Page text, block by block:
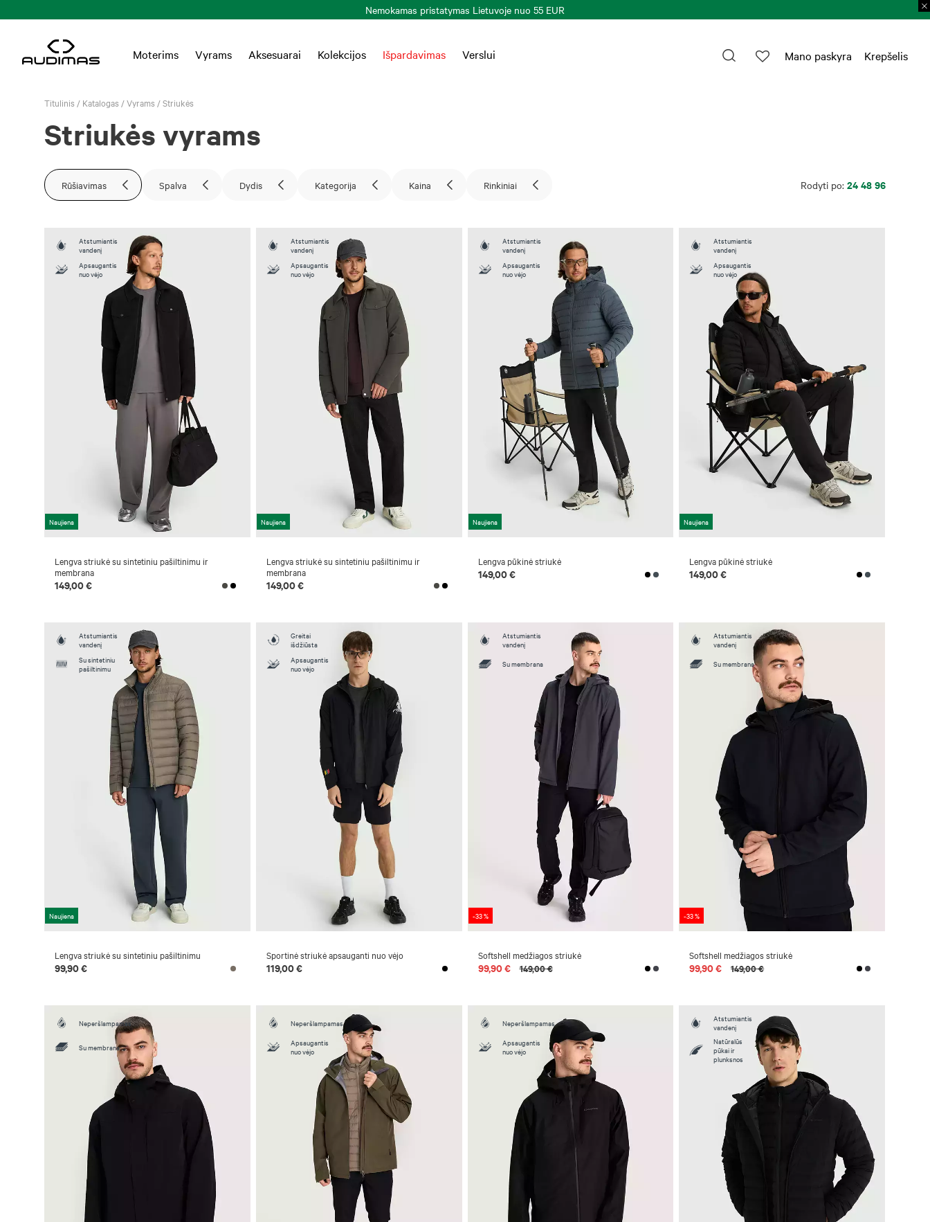
Prekių grąžinimas per 30 k. d.Plačiau >
Moterims Vyrams Aksesuarai Kolekcijos Išpardavimas Verslui Krepšelis
Mano paskyra
Titulinis / Katalogas /Vyrams /Striukės
Striukės vyrams
Rūšiavimas Spalva Dydis Kategorija Kaina Rinkiniai Rodyti po: 244896
Atstumiantis
vandenį
Apsaugantis
nuo vėjo
Naujiena
Lengva striukė su sintetiniu pašiltinimu ir
membrana
149,00 €
Atstumiantis
vandenį
Apsaugantis
nuo vėjo
Naujiena
Lengva striukė su sintetiniu pašiltinimu ir
membrana
149,00 €
Atstumiantis
vandenį
Apsaugantis
nuo vėjo
Naujiena
Lengva pūkinė striukė
149,00 €
Atstumiantis
vandenį
Apsaugantis
nuo vėjo
Naujiena
Lengva pūkinė striukė
149,00 €
Atstumiantis
vandenį
Su sintetiniu
pašiltinimu
Naujiena
Lengva striukė su sintetiniu pašiltinimu
99,90 €
Greitai
išdžiūsta
Apsaugantis
nuo vėjo
Sportinė striukė apsauganti nuo vėjo
119,00 €
Atstumiantis
vandenį
Su membrana
-33 %
Softshell medžiagos striukė
99,90 € 149,00 €
Atstumiantis
vandenį
Su membrana
-33 %
Softshell medžiagos striukė
99,90 € 149,00 €
Neperšlampamas
Su membrana
Neperšlampamas
Apsaugantis
nuo vėjo
Neperšlampamas
Apsaugantis
nuo vėjo
Atstumiantis
vandenį
Natūralūs
pūkai ir
plunksnos